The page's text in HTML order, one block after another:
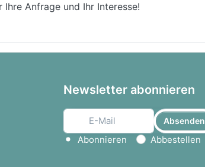
Anfrage und Ihr Interesse!
Newsletter abonnieren
Absenden
Aktion wählen
Abonnieren Abbestellen